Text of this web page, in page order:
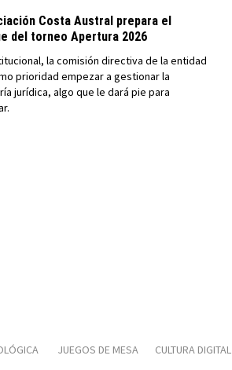
Costa Austral prepara el
del torneo Apertura 2026
la comisión directiva de la entidad
prioridad empezar a gestionar la
jurídica, algo que le dará pie para
JUEGOS DE MESA CULTURA DIGITAL